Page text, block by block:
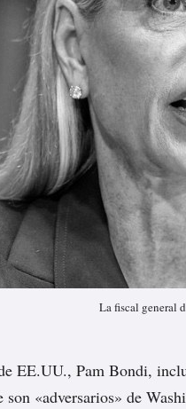
La fiscal general
EE.UU., Pam Bondi,
son «adversarios» de